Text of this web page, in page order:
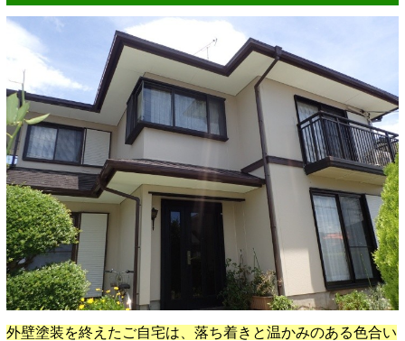
外壁塗装を終えたご自宅は、落ち着きと温かみのある色合い